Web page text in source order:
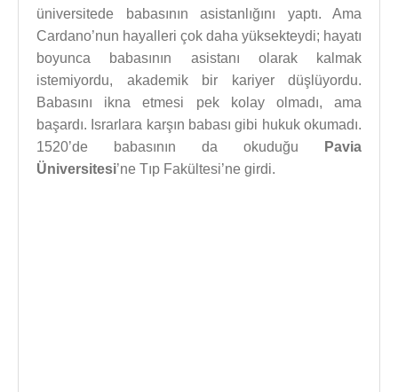
üniversitede babasının asistanlığını yaptı. Ama
Cardano’nun hayalleri çok daha yüksekteydi; hayatı
boyunca babasının asistanı olarak kalmak
istemiyordu, akademik bir kariyer düşlüyordu.
Babasını ikna etmesi pek kolay olmadı, ama
başardı. Israrlara karşın babası gibi hukuk okumadı.
1520’de babasının da okuduğu
Pavia
Üniversitesi’ne Tıp Fakültesi’ne girdi.